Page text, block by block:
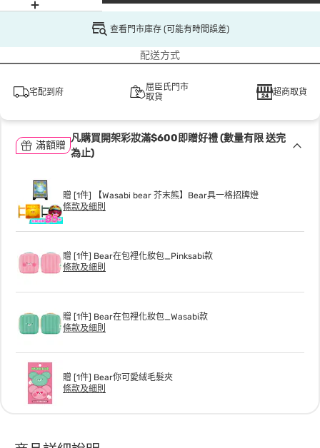
查看門市庫存 (可能有時間誤差)
配送方式
宅配到府
屈臣氏門市
取貨
超商取貨
滿額贈
凡購買開架彩妝滿$600即贈好禮 (數量有限 送完
為止)
贈 [1件] 【Wasabi bear 芥末熊】Bear具一格招牌燈
條款及細則
贈 [1件] Bear在包裡化妝包_Pinksabi款
條款及細則
贈 [1件] Bear在包裡化妝包_Wasabi款
條款及細則
贈 [1件] Bear你可愛絨毛髮夾
條款及細則